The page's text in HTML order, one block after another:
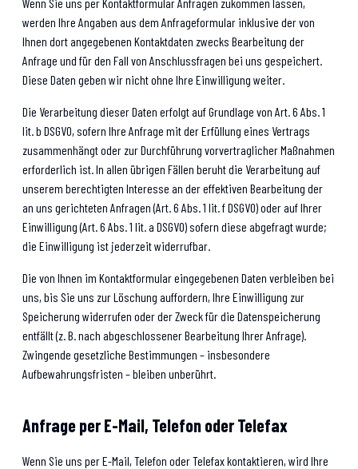
Wenn Sie uns per Kontaktformular Anfragen zukommen lassen,
werden Ihre Angaben aus dem Anfrageformular inklusive der von
Ihnen dort angegebenen Kontaktdaten zwecks Bearbeitung der
Anfrage und für den Fall von Anschlussfragen bei uns gespeichert.
Diese Daten geben wir nicht ohne Ihre Einwilligung weiter.
Die Verarbeitung dieser Daten erfolgt auf Grundlage von Art. 6 Abs. 1
lit. b DSGVO, sofern Ihre Anfrage mit der Erfüllung eines Vertrags
zusammenhängt oder zur Durchführung vorvertraglicher Maßnahmen
erforderlich ist. In allen übrigen Fällen beruht die Verarbeitung auf
unserem berechtigten Interesse an der effektiven Bearbeitung der
an uns gerichteten Anfragen (Art. 6 Abs. 1 lit. f DSGVO) oder auf Ihrer
Einwilligung (Art. 6 Abs. 1 lit. a DSGVO) sofern diese abgefragt wurde;
die Einwilligung ist jederzeit widerrufbar.
Die von Ihnen im Kontaktformular eingegebenen Daten verbleiben bei
uns, bis Sie uns zur Löschung auffordern, Ihre Einwilligung zur
Speicherung widerrufen oder der Zweck für die Datenspeicherung
entfällt (z. B. nach abgeschlossener Bearbeitung Ihrer Anfrage).
Zwingende gesetzliche Bestimmungen – insbesondere
Aufbewahrungsfristen – bleiben unberührt.
Anfrage per E-Mail, Telefon oder Telefax
Wenn Sie uns per E-Mail, Telefon oder Telefax kontaktieren, wird Ihre